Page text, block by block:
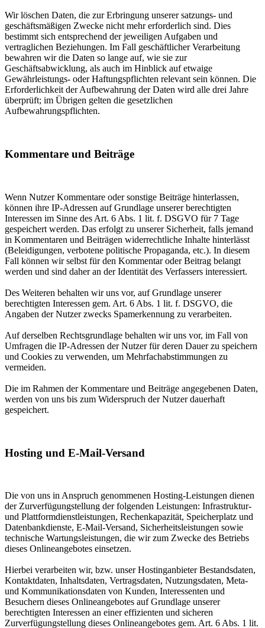
Wir löschen Daten, die zur Erbringung unserer satzungs- und
geschäftsmäßigen Zwecke nicht mehr erforderlich sind. Dies
bestimmt sich entsprechend der jeweiligen Aufgaben und
vertraglichen Beziehungen. Im Fall geschäftlicher Verarbeitung
bewahren wir die Daten so lange auf, wie sie zur
Geschäftsabwicklung, als auch im Hinblick auf etwaige
Gewährleistungs- oder Haftungspflichten relevant sein können. Die
Erforderlichkeit der Aufbewahrung der Daten wird alle drei Jahre
überprüft; im Übrigen gelten die gesetzlichen
Aufbewahrungspflichten.
Kommentare und Beiträge
Wenn Nutzer Kommentare oder sonstige Beiträge hinterlassen,
können ihre IP-Adressen auf Grundlage unserer berechtigten
Interessen im Sinne des Art. 6 Abs. 1 lit. f. DSGVO für 7 Tage
gespeichert werden. Das erfolgt zu unserer Sicherheit, falls jemand
in Kommentaren und Beiträgen widerrechtliche Inhalte hinterlässt
(Beleidigungen, verbotene politische Propaganda, etc.). In diesem
Fall können wir selbst für den Kommentar oder Beitrag belangt
werden und sind daher an der Identität des Verfassers interessiert.
Des Weiteren behalten wir uns vor, auf Grundlage unserer
berechtigten Interessen gem. Art. 6 Abs. 1 lit. f. DSGVO, die
Angaben der Nutzer zwecks Spamerkennung zu verarbeiten.
Auf derselben Rechtsgrundlage behalten wir uns vor, im Fall von
Umfragen die IP-Adressen der Nutzer für deren Dauer zu speichern
und Cookies zu verwenden, um Mehrfachabstimmungen zu
vermeiden.
Die im Rahmen der Kommentare und Beiträge angegebenen Daten,
werden von uns bis zum Widerspruch der Nutzer dauerhaft
gespeichert.
Hosting und E-Mail-Versand
Die von uns in Anspruch genommenen Hosting-Leistungen dienen
der Zurverfügungstellung der folgenden Leistungen: Infrastruktur-
und Plattformdienstleistungen, Rechenkapazität, Speicherplatz und
Datenbankdienste, E-Mail-Versand, Sicherheitsleistungen sowie
technische Wartungsleistungen, die wir zum Zwecke des Betriebs
dieses Onlineangebotes einsetzen.
Hierbei verarbeiten wir, bzw. unser Hostinganbieter Bestandsdaten,
Kontaktdaten, Inhaltsdaten, Vertragsdaten, Nutzungsdaten, Meta-
und Kommunikationsdaten von Kunden, Interessenten und
Besuchern dieses Onlineangebotes auf Grundlage unserer
berechtigten Interessen an einer effizienten und sicheren
Zurverfügungstellung dieses Onlineangebotes gem. Art. 6 Abs. 1 lit.